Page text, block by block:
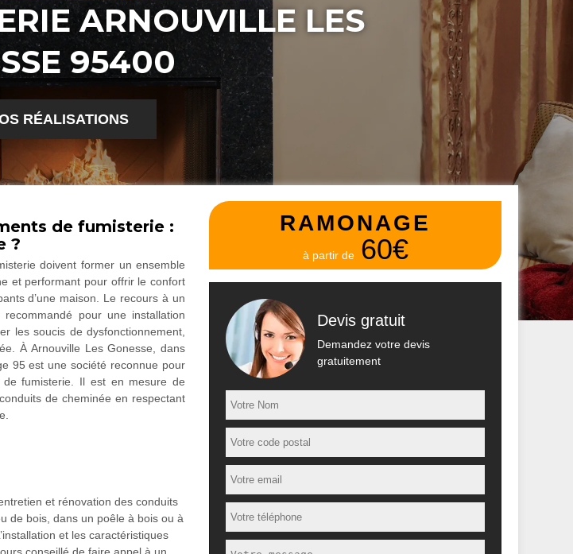
ARNOUVILLE LES
95400
RÉALISATIONS
de fumisterie :
?
doivent former un ensemble
et performant pour offrir le confort
d’une maison. Le recours à un
pour une installation
les soucis de dysfonctionnement,
À Arnouville Les Gonesse, dans
95 est une société reconnue pour
fumisterie. Il est en mesure de
de cheminée en respectant
et rénovation des conduits
de bois, dans un poêle à bois ou à
et les caractéristiques
RAMONAGE
à partir de 60€
Devis gratuit
Demandez votre devis
gratuitement